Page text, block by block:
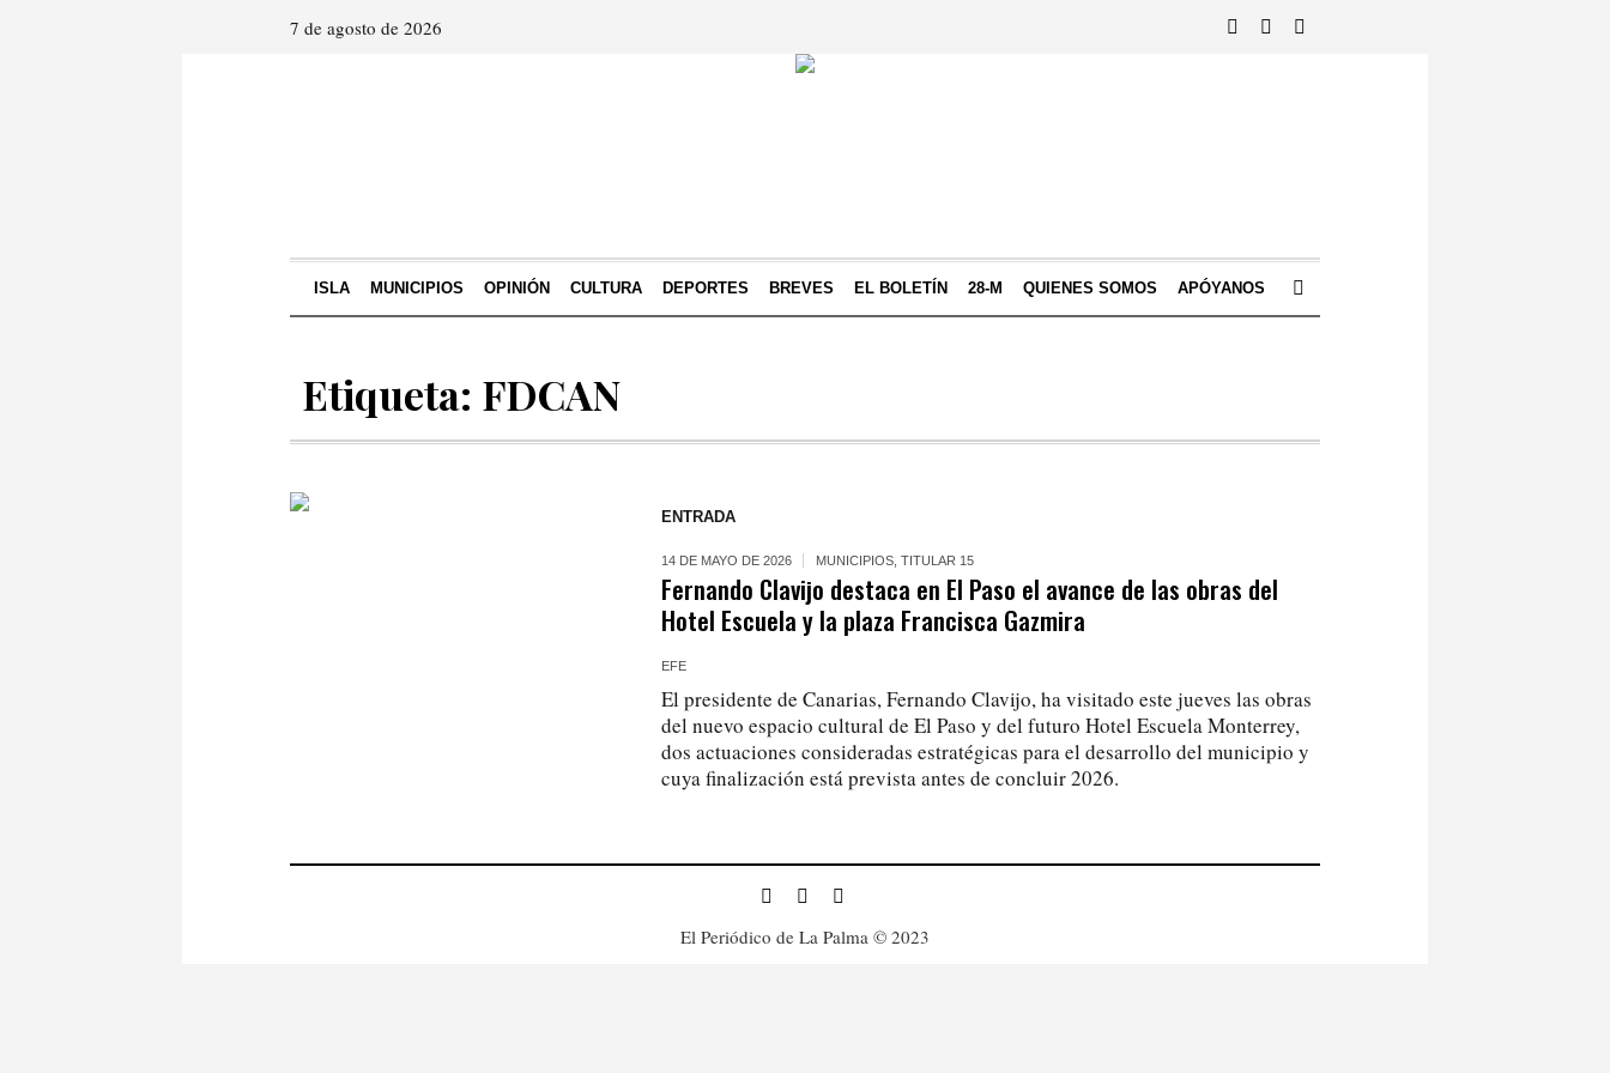
7 de agosto de 2026
ISLA MUNICIPIOS OPINIÓN CULTURA DEPORTES BREVES EL BOLETÍN 28-M QUIENES SOMOS APÓYANOS
Etiqueta: FDCAN
ENTRADA
14 DE MAYO DE 2026 MUNICIPIOS ,TITULAR 15
Fernando Clavijo destaca en El Paso el avance de las obras del
Hotel Escuela y la plaza Francisca Gazmira
EFE
El presidente de Canarias, Fernando Clavijo, ha visitado este jueves las obras
del nuevo espacio cultural de El Paso y del futuro Hotel Escuela Monterrey,
dos actuaciones consideradas estratégicas para el desarrollo del municipio y
cuya finalización está prevista antes de concluir 2026.
El Periódico de La Palma © 2023